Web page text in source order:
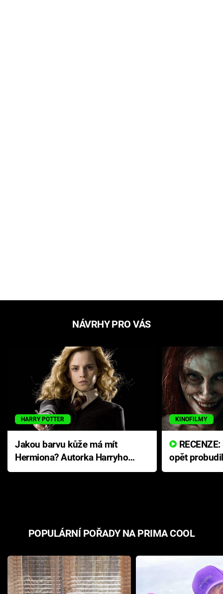
NÁVRHY PRO VÁS
HARRY POTTER
Jakou barvu kůže má mít
Hermiona? Autorka Harryho
Pottera přišla s ráznou
KINOFILMY
opět
přichází s
POPULÁRNÍ POŘADY NA PRIMA COOL